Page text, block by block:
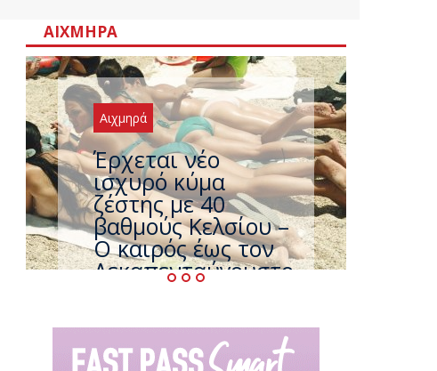
ΑΙΧΜΗΡΆ
Αιχμηρά
Έρχεται νέο
ισχυρό κύμα
ζέστης με 40
βαθμούς Κελσίου –
Ο καιρός έως τον
Δεκαπενταύγουστο